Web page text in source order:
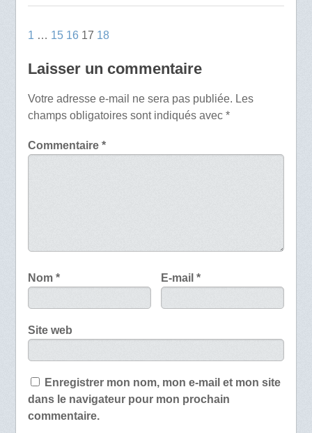
1 … 15 16 17 18
Laisser un commentaire
Votre adresse e-mail ne sera pas publiée. Les
champs obligatoires sont indiqués avec *
Commentaire *
Nom * E-mail*
Site web
Enregistrer mon nom, mon e-mail et mon site
dans le navigateur pour mon prochain
commentaire.